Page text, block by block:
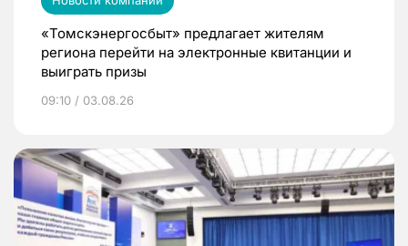
«Томскэнергосбыт» предлагает жителям
региона перейти на электронные квитанции и
выиграть призы
09:10 / 03.08.26